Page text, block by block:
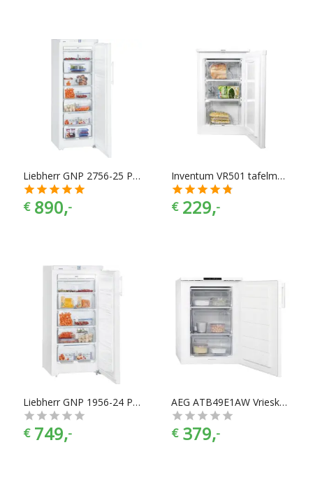
Liebherr GNP 2756-25 Premium vrieskast
€ 890,-
Inventum VR501 tafelmodel vriezer
€ 229,-
Liebherr GNP 1956-24 Premium vrieskast
€ 749,-
AEG ATB49E1AW Vrieskast
€ 379,-